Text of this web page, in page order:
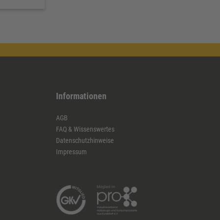
Informationen
AGB
FAQ & Wissenswertes
Datenschutzhinweise
Impressum